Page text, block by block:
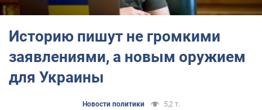
Историю пишут не громкими
заявлениями, а новым оружием
для Украины
Новости политики 5,2 т.